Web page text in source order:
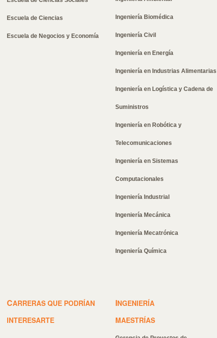
Escuela de Ciencias
Escuela de Negocios y Economía
Ingeniería Biomédica
Ingeniería Civil
Ingeniería en Energía
Ingeniería en Industrias Alimentarias
Ingeniería en Logística y Cadena de
Suministros
Ingeniería en Robótica y
Telecomunicaciones
Ingeniería en Sistemas
Computacionales
Ingeniería Industrial
Ingeniería Mecánica
Ingeniería Mecatrónica
Ingeniería Química
CARRERAS QUE PODRÍAN
INTERESARTE
INGENIERÍA
MAESTRÍAS